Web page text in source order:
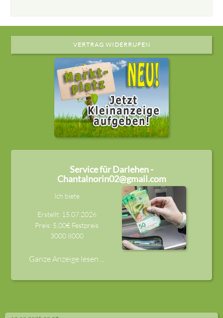
VERTRAG WIDERRUFEN
Service für Darlehen -
Chantalnorin02@gmail.com
Ich biete
Erstellt: 15.07.2026
Preis: 5,00€ Festpreis
3000 8000
Ganze Anzeige lesen ...